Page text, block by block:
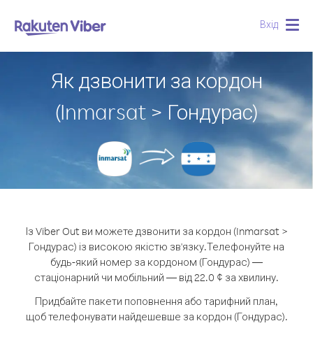
Вхід
Як дзвонити за кордон
(Inmarsat > Гондурас)
Із Viber Out ви можете дзвонити за кордон (Inmarsat >
Гондурас) із високою якістю зв'язку.Телефонуйте на
будь-який номер за кордоном (Гондурас) —
стаціонарний чи мобільний — від 22.0 ¢ за хвилину.
Придбайте пакети поповнення або тарифний план,
щоб телефонувати найдешевше за кордон (Гондурас).